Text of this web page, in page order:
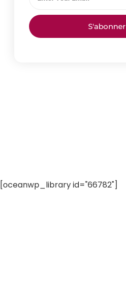
S'abonner
[oceanwp_library id="66782"]